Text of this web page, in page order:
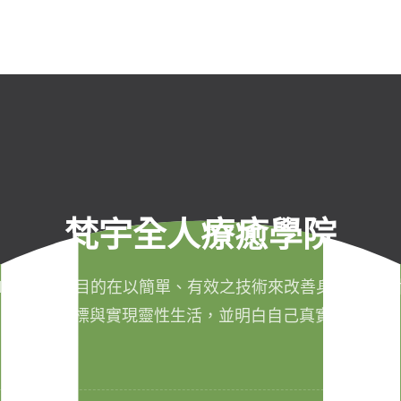
梵宇全人療癒學院
年成立，目的在以簡單、有效之技術來改善身心健康，
成生命目標與實現靈性生活，並明白自己真實的本質。